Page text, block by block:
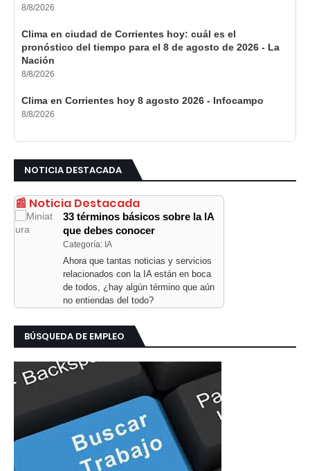
8/8/2026
Clima en ciudad de Corrientes hoy: cuál es el
pronóstico del tiempo para el 8 de agosto de 2026 - La
Nación
8/8/2026
Clima en Corrientes hoy 8 agosto 2026 - Infocampo
8/8/2026
NOTICIA DESTACADA
📰 Noticia Destacada
33 términos básicos sobre la IA
que debes conocer
Categoría: IA
Ahora que tantas noticias y servicios
relacionados con la IA están en boca
de todos, ¿hay algún término que aún
no entiendas del todo?
BÚSQUEDA DE EMPLEO